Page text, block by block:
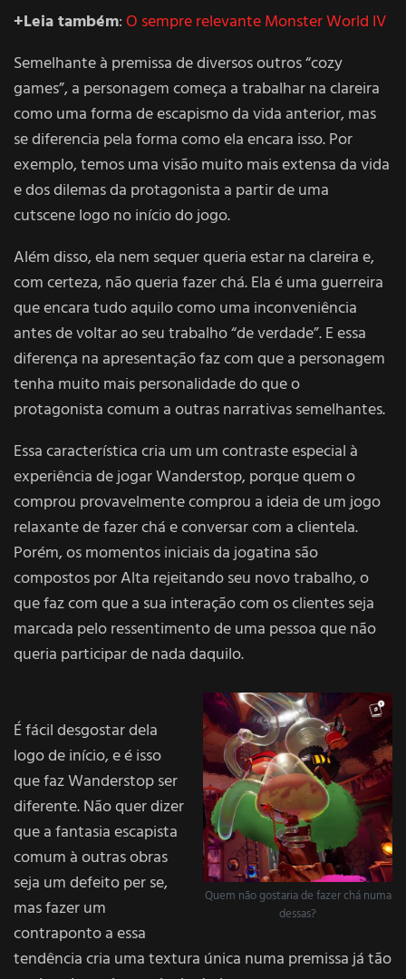
+Leia também:O sempre relevante Monster World IV
Semelhante à premissa de diversos outros “cozy
games”, a personagem começa a trabalhar na clareira
como uma forma de escapismo da vida anterior, mas
se diferencia pela forma como ela encara isso. Por
exemplo, temos uma visão muito mais extensa da vida
e dos dilemas da protagonista a partir de uma
cutscene logo no início do jogo.
Além disso, ela nem sequer queria estar na clareira e,
com certeza, não queria fazer chá. Ela é uma guerreira
que encara tudo aquilo como uma inconveniência
antes de voltar ao seu trabalho “de verdade”. E essa
diferença na apresentação faz com que a personagem
tenha muito mais personalidade do que o
protagonista comum a outras narrativas semelhantes.
Essa característica cria um um contraste especial à
experiência de jogar Wanderstop, porque quem o
comprou provavelmente comprou a ideia de um jogo
relaxante de fazer chá e conversar com a clientela.
Porém, os momentos iniciais da jogatina são
compostos por Alta rejeitando seu novo trabalho, o
que faz com que a sua interação com os clientes seja
marcada pelo ressentimento de uma pessoa que não
queria participar de nada daquilo.
Quem não gostaria de fazer chá numa
dessas?
É fácil desgostar dela
logo de início, e é isso
que faz Wanderstop ser
diferente. Não quer dizer
que a fantasia escapista
comum à outras obras
seja um defeito per se,
mas fazer um
contraponto a essa
tendência cria uma textura única numa premissa já tão